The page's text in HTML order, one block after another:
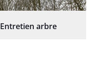
Entretien arbre